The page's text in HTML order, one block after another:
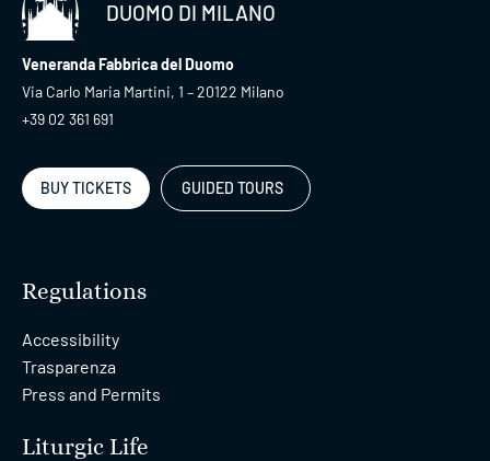
DUOMO DI MILANO
Veneranda Fabbrica del Duomo
Via Carlo Maria Martini, 1 – 20122 Milano
+39 02 361 691
BUY TICKETS GUIDED TOURS
Regulations
Accessibility
Trasparenza
Press and Permits
Liturgic Life